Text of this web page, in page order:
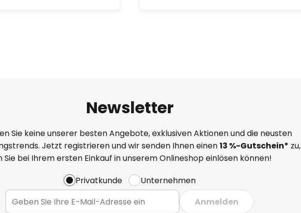
Newsletter
Sie keine unserer besten Angebote, exklusiven Aktionen und die neusten
Jetzt registrieren und wir senden Ihnen einen13 %-Gutschein* zu,
Sie bei Ihrem ersten Einkauf in unserem Onlineshop einlösen können!
Privatkunde
Unternehmen
Anmelden